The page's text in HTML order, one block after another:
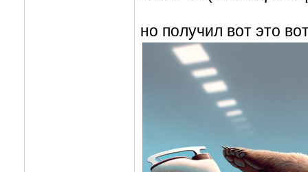
но получил вот это